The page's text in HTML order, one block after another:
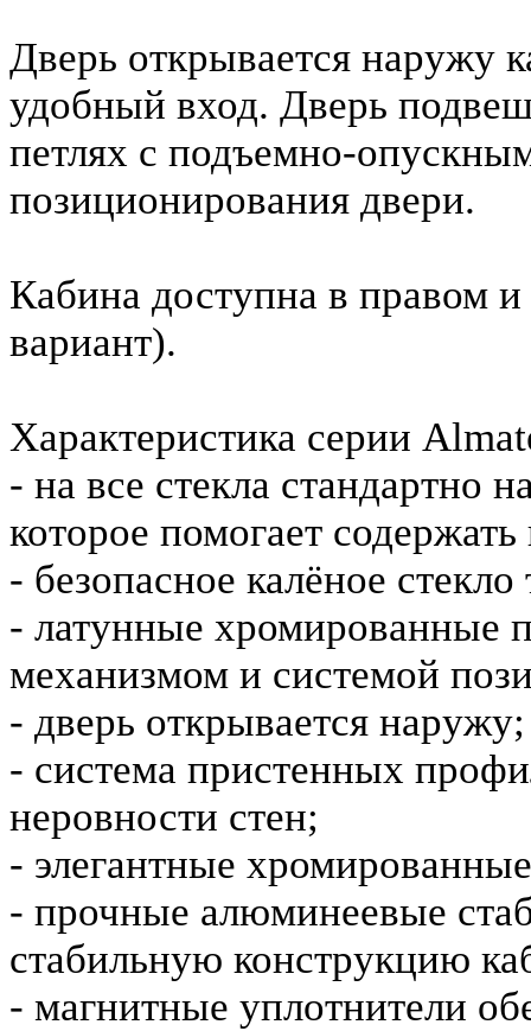
Дверь открывается наружу
удобный вход. Дверь
петлях с подъемно-
позиционирования двери.
Кабина доступна в правом
вариант).
Характеристика серии
- на все стекла стандартно
которое помогает
- безопасное калёное
- латунные хромированные
механизмом и системой
- дверь открывается наружу;
- система пристенных
неровности стен;
- элегантные
- прочные алюминеевые
стабильную конструкцию
- магнитные уплотнители